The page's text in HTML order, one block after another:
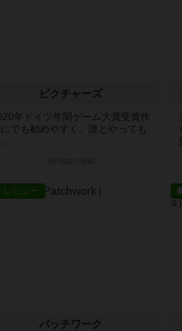
ピクチャーズ
年ドイツ年間ゲーム大賞受賞作
にでも勧めやすく、誰とやっても
レビュー
パッチワーク